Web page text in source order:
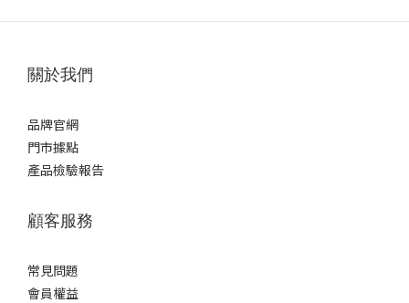
關於我們
品牌官網
門市據點
產品檢驗報告
顧客服務
常見問題
會員權益